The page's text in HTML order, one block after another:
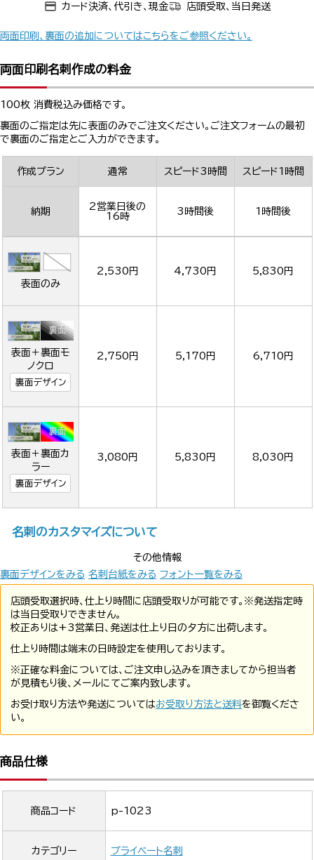
カード決済、代引き、現金 店頭受取、当日発送
両面印刷、裏面の追加についてはこちらをご参照ください。
両面印刷名刺作成の料金
100枚 消費税込み価格です。
裏面のご指定は先に表面のみでご注文ください。ご注文フォームの最初
で裏面のご指定とご入力ができます。
作成プラン 通常 スピード3時間 スピード1時間
納期
2営業日後の
16時
3時間後 1時間後
表面のみ
2,530円 4,730円 5,830円
表面＋裏面モ
ノクロ
裏面デザイン
2,750円 5,170円 6,710円
表面＋裏面カ
ラー
裏面デザイン
3,080円 5,830円 8,030円
名刺のカスタマイズについて
その他情報
裏面デザインをみる 名刺台紙をみる フォント一覧をみる
店頭受取選択時、仕上り時間に店頭受取りが可能です。※発送指定時
は当日受取りできません。
校正ありは+3営業日、発送は仕上り日の夕方に出荷します。
仕上り時間は端末の日時設定を使用しております。
※正確な料金については、ご注文申し込みを頂きましてから担当者
が見積もり後、メールにてご案内致します。
お受け取り方法や発送についてはお受取り方法と送料を御覧くださ
い。
商品仕様
商品コード p-1023
カテゴリー プライベート名刺